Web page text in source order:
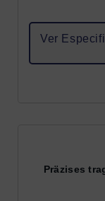
Ver
Präzises